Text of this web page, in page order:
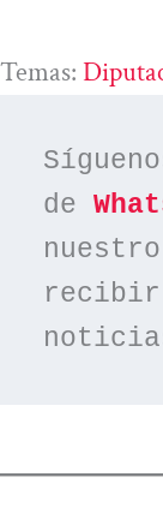
Temas:
de
nuestro